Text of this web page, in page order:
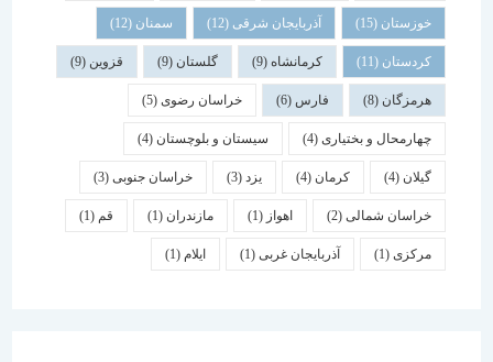
خوزستان(15) آذربایجان شرقی(12) سمنان (12)
کردستان(11) کرمانشاه(9) گلستان (9) قزوین
هرمزگان(8) فارس خراسان رضوی(5)
چهارمحال و بختیاری (4) سیستان و بلوچستان(4)
کرمان یزد خراسان جنوبی(3)
خراسان شمالی(2) اهواز مازندران(1) قم
(1) آذربایجان غربی(1) ایلام